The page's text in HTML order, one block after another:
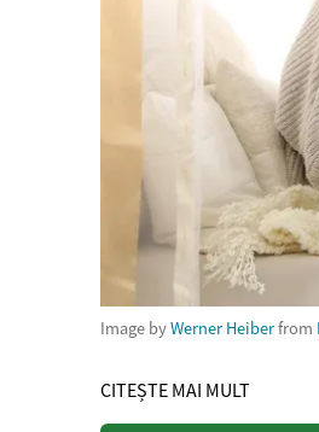
Image byWerner Heiberfrom
CITEȘTE MAI MULT